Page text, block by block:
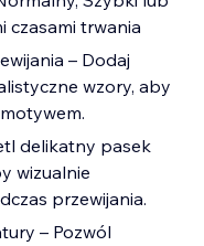
czasami trwania
– Dodaj
wzory, aby
delikatny pasek
wizualnie
przewijania.
– Pozwól